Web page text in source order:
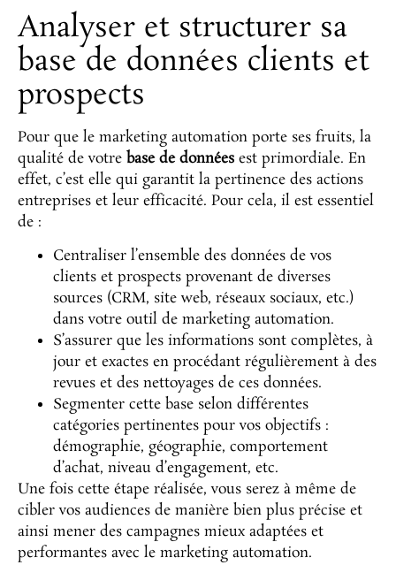
Analyser et structurer sa
base de données clients et
prospects
Pour que le marketing automation porte ses fruits, la
qualité de votre base de données est primordiale. En
effet, c’est elle qui garantit la pertinence des actions
entreprises et leur efficacité. Pour cela, il est essentiel
de :
Centraliser l’ensemble des données de vos
clients et prospects provenant de diverses
sources (CRM, site web, réseaux sociaux, etc.)
dans votre outil de marketing automation.
S’assurer que les informations sont complètes, à
jour et exactes en procédant régulièrement à des
revues et des nettoyages de ces données.
Segmenter cette base selon différentes
catégories pertinentes pour vos objectifs :
démographie, géographie, comportement
d’achat, niveau d’engagement, etc.
Une fois cette étape réalisée, vous serez à même de
cibler vos audiences de manière bien plus précise et
ainsi mener des campagnes mieux adaptées et
performantes avec le marketing automation.